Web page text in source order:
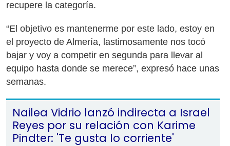
recupere la categoría.
“El objetivo es mantenerme por este lado, estoy en
el proyecto de Almería, lastimosamente nos tocó
bajar y voy a competir en segunda para llevar al
equipo hasta donde se merece”, expresó hace unas
semanas.
Nailea Vidrio lanzó indirecta a Israel
Reyes por su relación con Karime
Pindter: 'Te gusta lo corriente'